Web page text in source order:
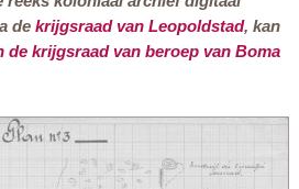
de krijgsraad van Leopoldstad, kan
de krijgsraad van beroep van Boma